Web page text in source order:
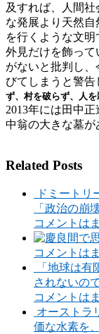
及すれば、人間
な発展より天然
を行くような文
外見だけを飾っ
がないと批判し
びてしまうと警告
ず、村を破らず、人を
2013年には田中正
中翁の大きな墓が
Related Posts
ドミートリ
「政治の崩
コメントは
コメントは
「地球は
されないの
コメントは
オーストラ
価な水素を